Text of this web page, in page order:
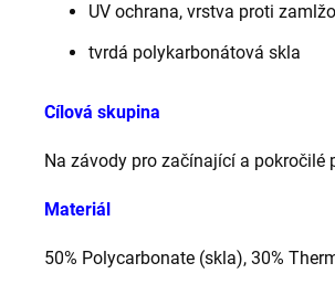
UV ochrana, vrstva proti
tvrdá polykarbonátová skla
Cílová skupina
Na závody pro začínající a pokročilé
Materiál
50% Polycarbonate (skla), 30%